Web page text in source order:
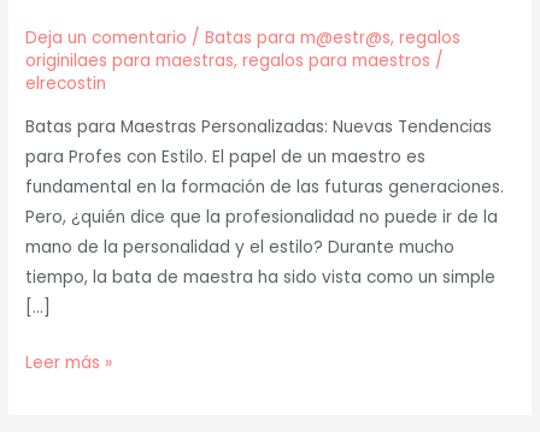
Deja un comentario /Batas para m@estr@s,regalos
originilaes para maestras,regalos para maestros /
elrecostin
Batas para Maestras Personalizadas: Nuevas Tendencias
para Profes con Estilo. El papel de un maestro es
fundamental en la formación de las futuras generaciones.
Pero, ¿quién dice que la profesionalidad no puede ir de la
mano de la personalidad y el estilo? Durante mucho
tiempo, la bata de maestra ha sido vista como un simple
[…]
Leer más »